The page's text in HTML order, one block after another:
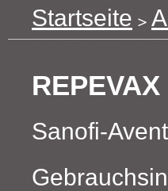
Startseite
REPEVAX
Sanofi-